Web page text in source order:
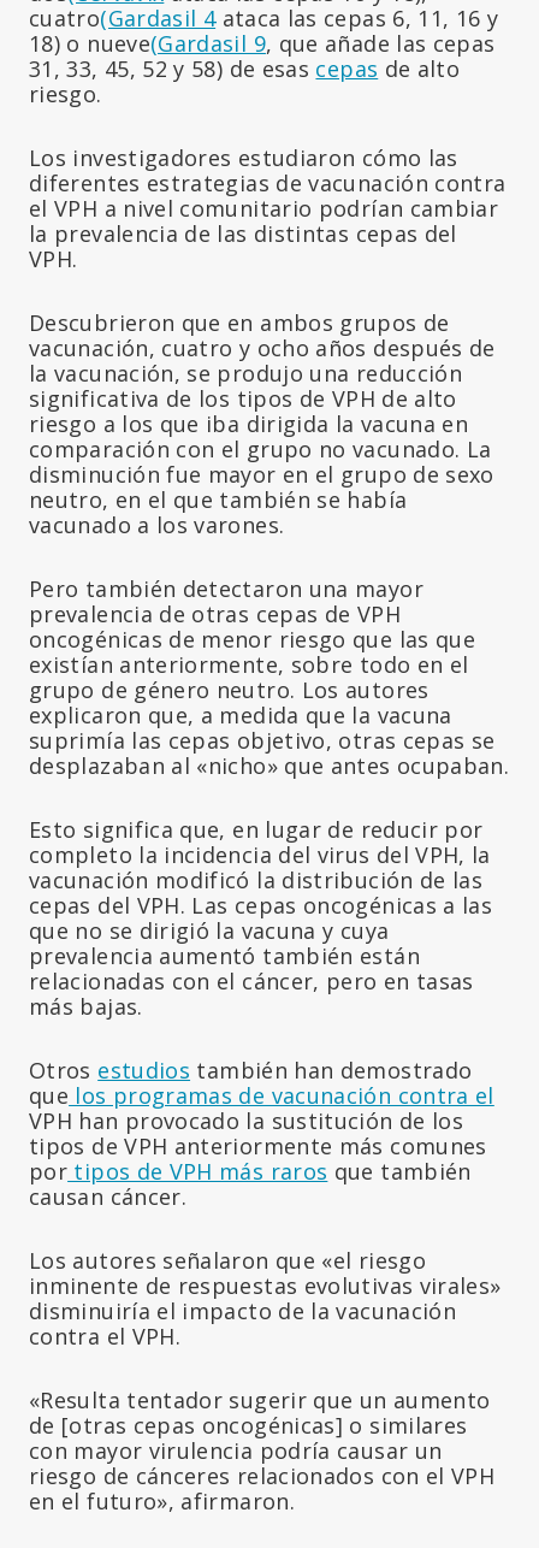
cuatro(Gardasil 4ataca las cepas 6, 11, 16 y
18) o nueve(Gardasil 9, que añade las cepas
31, 33, 45, 52 y 58) de esas cepas de alto
riesgo.
Los investigadores estudiaron cómo las
diferentes estrategias de vacunación contra
el VPH a nivel comunitario podrían cambiar
la prevalencia de las distintas cepas del
VPH.
Descubrieron que en ambos grupos de
vacunación, cuatro y ocho años después de
la vacunación, se produjo una reducción
significativa de los tipos de VPH de alto
riesgo a los que iba dirigida la vacuna en
comparación con el grupo no vacunado. La
disminución fue mayor en el grupo de sexo
neutro, en el que también se había
vacunado a los varones.
Pero también detectaron una mayor
prevalencia de otras cepas de VPH
oncogénicas de menor riesgo que las que
existían anteriormente, sobre todo en el
grupo de género neutro. Los autores
explicaron que, a medida que la vacuna
suprimía las cepas objetivo, otras cepas se
desplazaban al «nicho» que antes ocupaban.
Esto significa que, en lugar de reducir por
completo la incidencia del virus del VPH, la
vacunación modificó la distribución de las
cepas del VPH. Las cepas oncogénicas a las
que no se dirigió la vacuna y cuya
prevalencia aumentó también están
relacionadas con el cáncer, pero en tasas
más bajas.
Otros estudios también han demostrado
que los programas de vacunación contra el
VPH han provocado la sustitución de los
tipos de VPH anteriormente más comunes
por tipos de VPH más raros que también
causan cáncer.
Los autores señalaron que «el riesgo
inminente de respuestas evolutivas virales»
disminuiría el impacto de la vacunación
contra el VPH.
«Resulta tentador sugerir que un aumento
de [otras cepas oncogénicas] o similares
con mayor virulencia podría causar un
riesgo de cánceres relacionados con el VPH
en el futuro», afirmaron.